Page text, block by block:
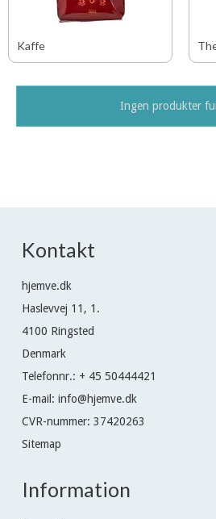
Kaffe
Ingen produkter
Kontakt
hjemve.dk
Haslevvej 11, 1.
4100 Ringsted
Denmark
Telefonnr.: + 45 50444421
E-mail : info@hjemve.dk
CVR-nummer: 37420263
Sitemap
Information